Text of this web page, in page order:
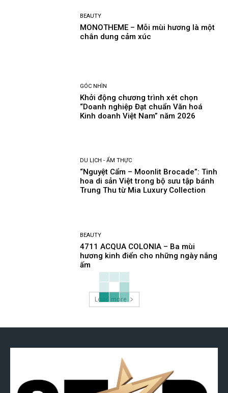
BEAUTY
MONOTHEME – Mỗi mùi hương là một
chân dung cảm xúc
GÓC NHÌN
Khởi động chương trình xét chọn
“Doanh nghiệp Đạt chuẩn Văn hoá
Kinh doanh Việt Nam” năm 2026
DU LỊCH - ẨM THỰC
“Nguyệt Cẩm – Moonlit Brocade”: Tinh
hoa di sản Việt trong bộ sưu tập bánh
Trung Thu từ Mia Luxury Collection
BEAUTY
4711 ACQUA COLONIA – Ba mùi
hương kinh điển cho những ngày nắng
ấm
Load more